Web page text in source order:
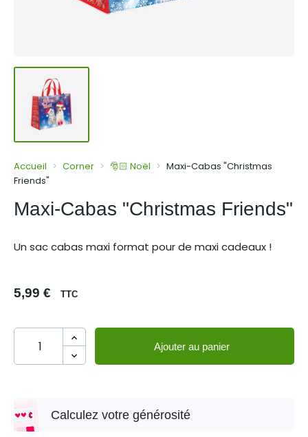
Accueil Corner 🎅🏻 Noël
Maxi-Cabas "Christmas
Friends"
Maxi-Cabas "Christmas Friends"
Un sac cabas maxi format pour de maxi cadeaux !
5,99 € TTC
Ajouter au panier
Calculez votre générosité